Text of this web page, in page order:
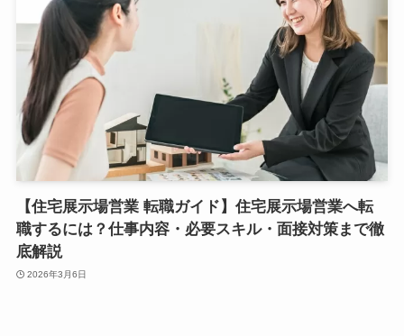
【住宅展示場営業 転職ガイド】住宅展示場営業へ転
職するには？仕事内容・必要スキル・面接対策まで徹
底解説
2026年3月6日